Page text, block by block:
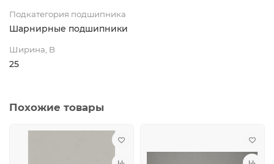
Подкатегория подшипника
Шарнирные подшипники
Ширина, B
25
Похожие товары